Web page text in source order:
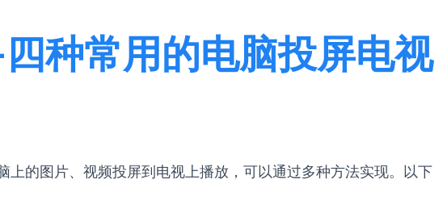
种常用的电脑投屏电视
上的图片、视频投屏到电视上播放，可以通过多种方法实现。以下